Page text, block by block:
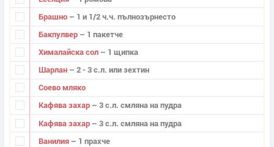
Брашно – 1 и 1/2 ч.ч. пълнозърнесто
Бакпулвер – 1 пакетче
Хималайска сол – 1 щипка
Шарлан – 2 - 3 с.л. или зехтин
Соево мляко
Кафява захар – 3 с.л. смляна на пудра
Кафява захар – 3 с.л. смляна на пудра
Ванилия – 1 прахче